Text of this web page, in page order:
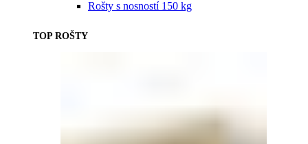
Rošty s nosností 150 kg
TOP ROŠTY